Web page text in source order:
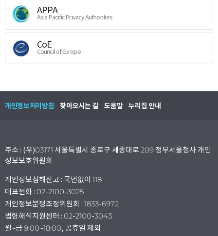
APPA
Asia Pacific Privacy Authorities
CoE
Council of Europe
개인정보처리방침 찾아오시는 길 도움말 누리집 안내
주소 : (우)03171 서울특별시 종로구 세종대로 209 정부서울청사 개인
정보보호위원회
개인정보침해신고 : 국번없이 118
대표전화 : 02-2100-3025
개인정보분쟁조정위원회 : 1833-6972
법령해석지원센터 : 02-2100-3043
월~금 9:00~18:00, 공휴일 제외